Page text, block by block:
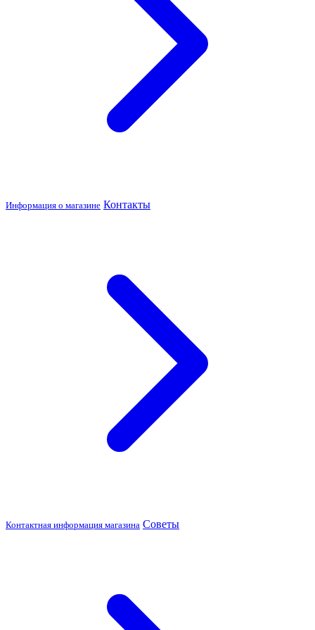
Информация о магазине Контакты
Контактная информация магазина Советы